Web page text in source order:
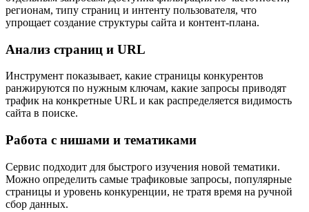
регионам, типу страниц и интенту пользователя, что
упрощает создание структуры сайта и контент-плана.
Анализ страниц и URL
Инструмент показывает, какие страницы конкурентов
ранжируются по нужным ключам, какие запросы приводят
трафик на конкретные URL и как распределяется видимость
сайта в поиске.
Работа с нишами и тематиками
Сервис подходит для быстрого изучения новой тематики.
Можно определить самые трафиковые запросы, популярные
страницы и уровень конкуренции, не тратя время на ручной
сбор данных.